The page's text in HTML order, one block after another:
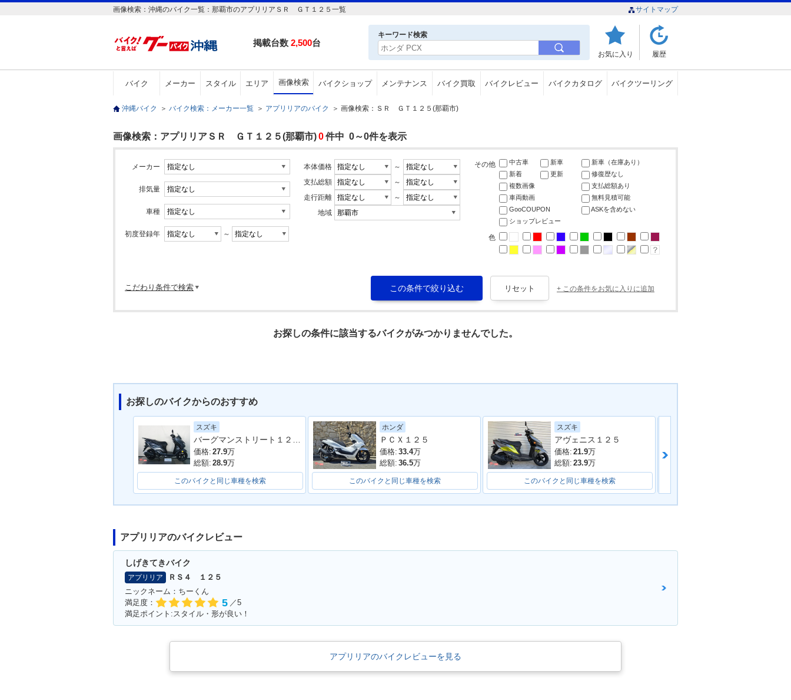
画像検索：沖縄のバイク一覧：那覇市のアプリリアＳＲ ＧＴ１２５一覧 サイトマップ
掲載台数 2,500台
キーワード検索
お気に入り 履歴
バイク メーカー スタイル エリア 画像検索 バイクショップ メンテナンス バイク買取 バイクレビュー バイクカタログ バイクツーリング
沖縄バイク ＞ バイク検索：メーカー一覧 ＞ アプリリアのバイク ＞ 画像検索：ＳＲ ＧＴ１２５(那覇市)
画像検索：アプリリアＳＲ ＧＴ１２５(那覇市)0件中 0～0件を表示
メーカー
排気量
車種
初度登録年 ～
本体価格
～
支払総額
～
走行距離
～
地域
その他 中古車 新車
新車（在庫あり）
新着
更新
修復歴なし
複数画像
支払総額あり
車両動画
無料見積可能
GooCOUPON
ASKを含めない
ショップレビュー
色
こだわり条件で検索 + この条件をお気に入りに追加
お探しの条件に該当するバイクがみつかりませんでした。
お探しのバイクからのおすすめ
スズキ
価格: 27.9万
総額: 28.9万
このバイクと同じ車種を検索
ホンダ
ＰＣＸ１２５
価格: 33.4万
総額: 36.5万
このバイクと同じ車種を検索
スズキ
アヴェニス１２５
価格: 21.9万
総額: 23.9万
このバイクと同じ車種を検索
アプリリアのバイクレビュー
しげきてきバイク
アプリリア
ＲＳ４ １２５
ニックネーム：ちーくん
満足度：
5 ／5
満足ポイント:スタイル・形が良い！
アプリリアのバイクレビューを見る